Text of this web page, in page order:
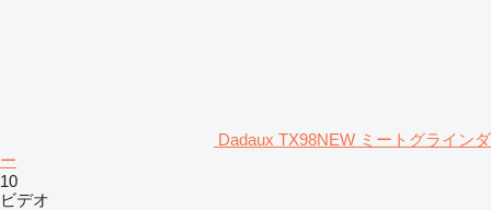
Dadaux TX98NEW ミートグラインダ
ー
10
ビデオ